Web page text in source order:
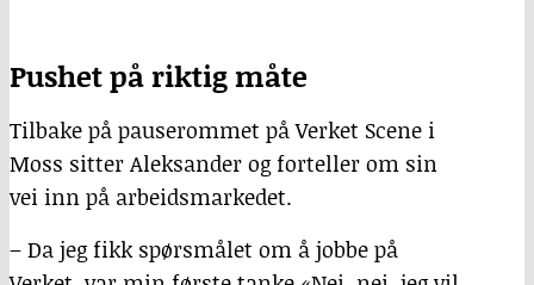
Pushet på riktig måte
Tilbake på pauserommet på Verket Scene i
Moss sitter Aleksander og forteller om sin
vei inn på arbeidsmarkedet.
– Da jeg fikk spørsmålet om å jobbe på